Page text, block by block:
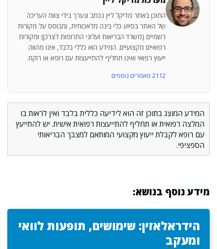
התוכן באתר מדיקל ליין נכתב ונערך בידי צוות העריכה
של האתר בסיוע כלי בינה מלאכותית, ומבוסס על מקורות
רשמיים (משרד הבריאות ועלוני התרופות לצרכן) ומקורות
רפואיים מקצועיים. המידע הוא כללי בלבד, אינו מהווה
ייעוץ רפואי ואינו תחליף להתייעצות עם רופא או רוקח.
2112 מאמרים נוספים
המידע המוצג בתוכן זה הוא לידיעה כללית בלבד ואין לראות בו
המלצה רפואית או תחליף להתייעצות רפואית אישית. יש להתייעץ
עם רופא לקבלת ייעוץ מקצועי המותאם למצבך הבריאותי
הספציפי.
מידע נוסף בנושא:
הידראלאזין: שימושים, תופעות לוואי
ומעקב